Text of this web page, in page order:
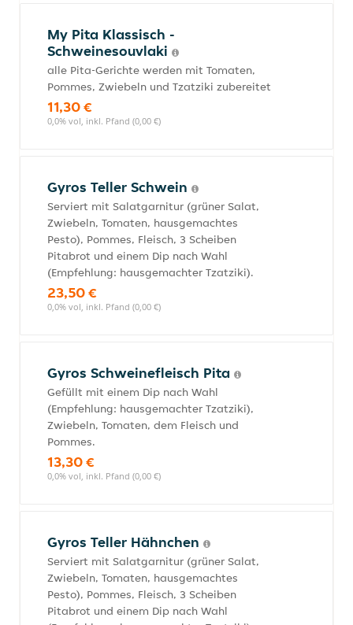
My Pita Klassisch -
Schweinesouvlaki
alle Pita-Gerichte werden mit Tomaten,
Pommes, Zwiebeln und Tzatziki zubereitet
11,30 €
0,0% vol, inkl. Pfand (0,00 €)
Gyros Teller Schwein
Serviert mit Salatgarnitur (grüner Salat,
Zwiebeln, Tomaten, hausgemachtes
Pesto), Pommes, Fleisch, 3 Scheiben
Pitabrot und einem Dip nach Wahl
(Empfehlung: hausgemachter Tzatziki).
23,50 €
0,0% vol, inkl. Pfand (0,00 €)
Gyros Schweinefleisch Pita
Gefüllt mit einem Dip nach Wahl
(Empfehlung: hausgemachter Tzatziki),
Zwiebeln, Tomaten, dem Fleisch und
Pommes.
13,30 €
0,0% vol, inkl. Pfand (0,00 €)
Gyros Teller Hähnchen
Serviert mit Salatgarnitur (grüner Salat,
Zwiebeln, Tomaten, hausgemachtes
Pesto), Pommes, Fleisch, 3 Scheiben
Pitabrot und einem Dip nach Wahl